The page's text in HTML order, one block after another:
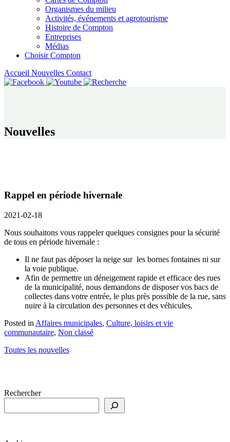
Organismes du milieu
Activités, événements et agrotourisme
Histoire de Compton
Entreprises
Médias
Choisir Compton
Accueil Nouvelles Contact
Nouvelles
Rappel en période hivernale
2021-02-18
Nous souhaitons vous rappeler quelques consignes pour la sécurité
de tous en période hivernale :
Il ne faut pas déposer la neige sur les bornes fontaines ni sur
la voie publique.
Afin de permettre un déneigement rapide et efficace des rues
de la municipalité, nous demandons de disposer vos bacs de
collectes dans votre entrée, le plus près possible de la rue, sans
nuire à la circulation des personnes et des véhicules.
Posted in Affaires municipales, Culture, loisirs et vie
communautaire, Non classé
Toutes les nouvelles
Rechercher